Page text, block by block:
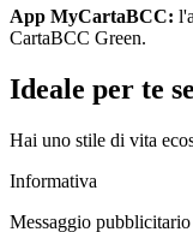
App MyCartaBCC:
CartaBCC Green.
Ideale per te se
Hai uno stile di vita
Informativa
Messaggio